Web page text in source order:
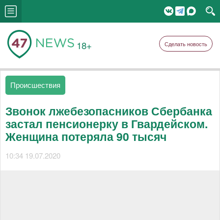
18+ Сделать новость
Происшествия
Звонок лжебезопасников Сбербанка
застал пенсионерку в Гвардейском.
Женщина потеряла 90 тысяч
10:34 19.07.2020